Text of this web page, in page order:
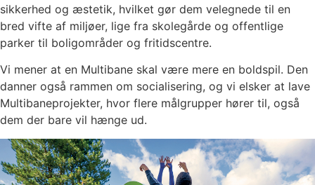
sikkerhed og æstetik, hvilket gør dem velegnede til en
bred vifte af miljøer, lige fra skolegårde og offentlige
parker til boligområder og fritidscentre.
Vi mener at en Multibane skal være mere en boldspil. Den
danner også rammen om socialisering, og vi elsker at lave
Multibaneprojekter, hvor flere målgrupper hører til, også
dem der bare vil hænge ud.